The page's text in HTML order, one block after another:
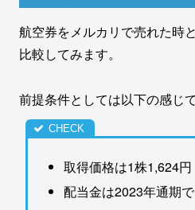
航空券をメルカリで売れた時
比較してみます。
前提条件としては以下の感じで
取得価格は1株1,624円
配当金は2023年通期